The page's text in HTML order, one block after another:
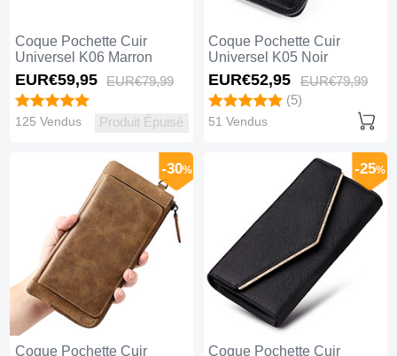
Coque Pochette Cuir
Universel K06 Marron
EUR€59,95 EUR€79,99
125 Vendus Produit Épuisé
Coque Pochette Cuir
Universel K05 Noir
EUR€52,95 EUR€79,99
(5)
51 Vendus
Coque Pochette Cuir
-30%
Coque Pochette Cuir
-25%